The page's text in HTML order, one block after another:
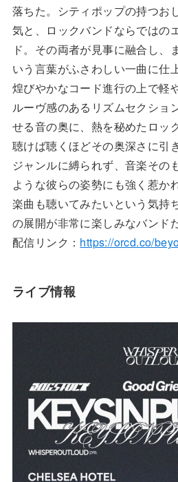
落ちた。シティポップの持つお
気と、ロックバンドならではの
ド。その両者が見事に融合し、
いう言葉がふさわしい一曲に仕
煌びやかなコード進行の上で軽
ルーヴ感のあるリズムセクショ
せる音の奥に、熱を秘めたロッ
聴けば聴くほどその奥深さに引
ジャンルに縛られず、音楽その
ような彼らの姿勢にも強く惹か
楽曲も聴いてみたいという気持
の展開が非常に楽しみなバンドだ
配信リンク： https://orcd.co/
ライブ情報